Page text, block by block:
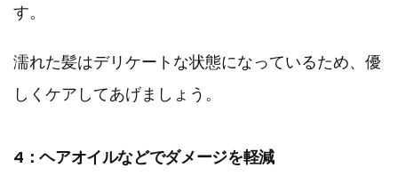
す。
濡れた髪はデリケートな状態になっているため、優
しくケアしてあげましょう。
4：ヘアオイルなどでダメージを軽減